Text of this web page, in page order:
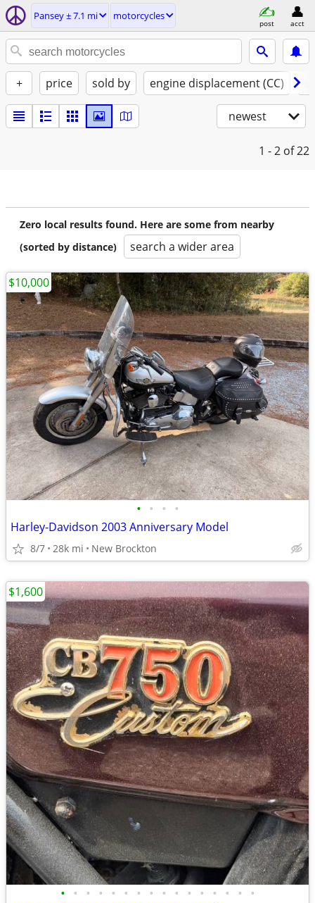
Pansey ± 7.1 mi motorcycles
post acct
+ price sold by engine displacement (CC)
newest
1 - 2 of 22
Zero local results found. Here are some from nearby
(sorted by distance)
search a wider area
• • • •
Harley-Davidson 2003 Anniversary Model
8/7 28k mi New Brockton
$10,000
• • • • • • • • • • • • • • • •
$1,600